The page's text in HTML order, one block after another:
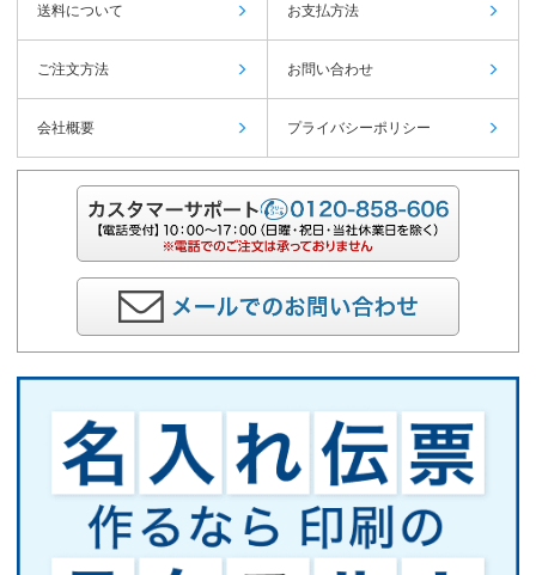
送料について お支払方法
ご注文方法 お問い合わせ
会社概要 プライバシーポリシー